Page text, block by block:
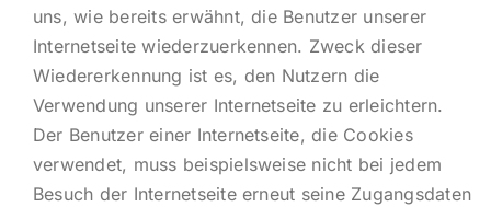
uns, wie bereits erwähnt, die Benutzer unserer
Internetseite wiederzuerkennen. Zweck dieser
Wiedererkennung ist es, den Nutzern die
Verwendung unserer Internetseite zu erleichtern.
Der Benutzer einer Internetseite, die Cookies
verwendet, muss beispielsweise nicht bei jedem
Besuch der Internetseite erneut seine Zugangsdaten